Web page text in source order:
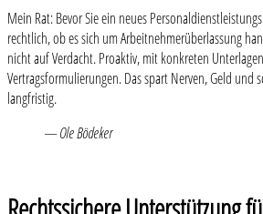
Mein Rat: Bevor Sie ein neues
rechtlich, ob es sich um Arbeitnehmerüberlassung
nicht auf Verdacht. Proaktiv, mit konkreten
Vertragsformulierungen. Das spart Nerven, Geld und
langfristig.
— Ole Bödeker